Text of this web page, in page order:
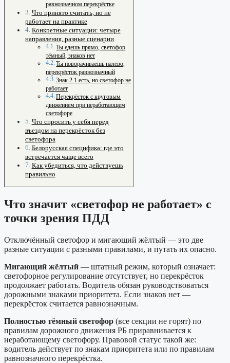
равнозначном перекрёстке
Что принято считать, но не
работает на практике
Конкретные ситуации: четыре
направления, разные сценарии
Ты едешь прямо, светофор
тёмный, знаков нет
Ты поворачиваешь налево,
перекрёсток равнозначный
Знак 2.1 есть, но светофор не
работает
Перекрёсток с круговым
движением при неработающем
светофоре
Что спросить у себя перед
въездом на перекрёсток без
светофора
Белорусская специфика: где это
встречается чаще всего
Как убедиться, что действуешь
правильно
Что значит «светофор не работает» с
точки зрения ПДД
Отключённый светофор и мигающий жёлтый — это две
разные ситуации с разными правилами, и путать их опасно.
Мигающий жёлтый — штатный режим, который означает:
светофорное регулирование отсутствует, но перекрёсток
продолжает работать. Водитель обязан руководствоваться
дорожными знаками приоритета. Если знаков нет —
перекрёсток считается равнозначным.
Полностью тёмный светофор (все секции не горят) по
правилам дорожного движения РБ приравнивается к
неработающему светофору. Правовой статус такой же:
водитель действует по знакам приоритета или по правилам
равнозначного перекрёстка.